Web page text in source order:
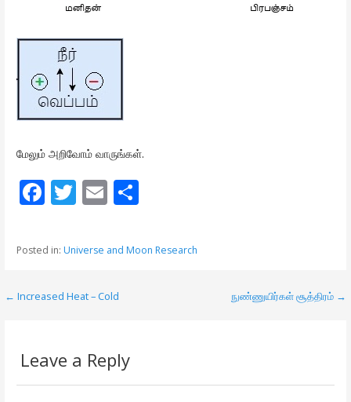
மேலும் அறிவோம் வாருங்கள்.
F
e
o
T
itt
E
ai
S
ar
Posted in: Universe and Moon Research
P
← Increased Heat – Cold நுண்ணுயிர்கள் சூத்திரம் →
Leave a Reply